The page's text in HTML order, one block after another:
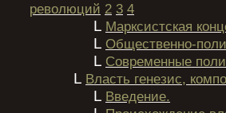
революций 2 3 4
L Марксистская
L Общественно-
L Современные
L Власть генезис,
L Введение.